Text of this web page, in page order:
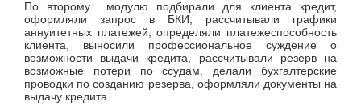
По второму модулю подбирали для клиента кредит,
оформляли запрос в БКИ, рассчитывали графики
аннуитетных платежей, определяли платежеспособность
клиента, выносили профессиональное суждение о
возможности выдачи кредита, рассчитывали резерв на
возможные потери по ссудам, делали бухгалтерские
проводки по созданию резерва, оформляли документы на
выдачу кредита.